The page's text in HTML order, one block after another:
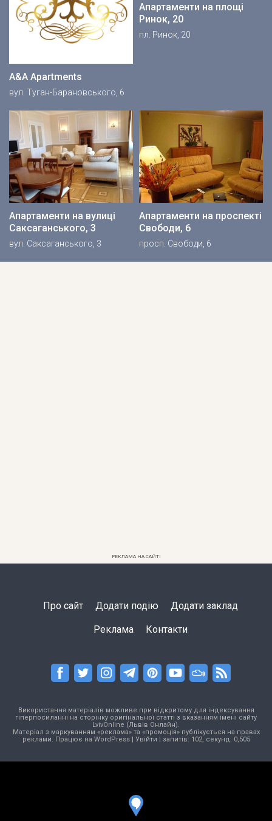
A&A Apartments
вул. Туган-Барановського, 6
Апартаменти на площі
Ринок, 20
пл. Ринок, 20
Апартаменти на вулиці
Саксаганського, 3
вул. Саксаганського, 3
Апартаменти на проспекті
Свободи, 6
просп. Свободи, 6
РЕКЛАМА НА САЙТІ
Про сайт Додати подію Додати заклад
Реклама Контакти
Використання матеріалів можливе при відкритому для індексування
гіперпосиланні на сторінку оригінальної статті з вказанням імені сайту
LvivOnline (Львів Онлайн).
Матеріал з маркуванням «реклама» та «промоція» публікується на правах
реклами. Працює на WordPress| Увійти | запитів: 102, секунд: 0,505